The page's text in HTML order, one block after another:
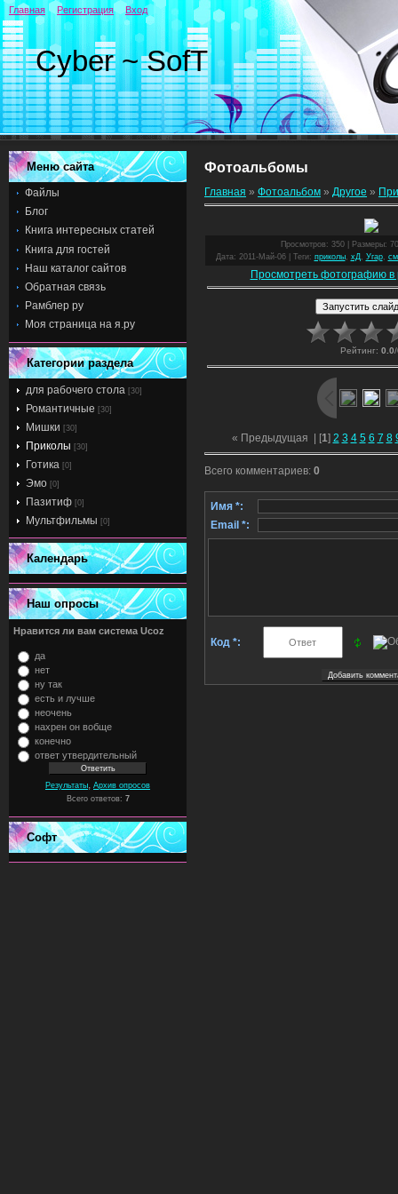
Cyber ~ SofT
Главная Регистрация Вход
Меню сайта
Файлы
Блог
Книга интересных статей
Книга для гостей
Наш каталог сайтов
Обратная связь
Рамблер ру
Моя страница на я.ру
Категории раздела
для рабочего стола [30]
Романтичные [30]
Мишки [30]
Приколы [30]
Готика [0]
Эмо [0]
Пазитиф [0]
Мультфильмы [0]
Календарь
Наш опросы
Нравится ли вам система Ucoz
да
нет
ну так
есть и лучше
неочень
нахрен он вобще
конечно
ответ утвердительный
Результаты Архив опросов
Всего ответов: 7
Софт
Фотоальбомы
Главная » Фотоальбом » Другое »
Просмотров: 350 | Размеры:
Дата: 2011-Май-06 | Теги: приколы, хД Угар,
Просмотреть фотографию в
Рейтинг: 0.0/
« Предыдущая | [1] 2 3 4 5 6 7 8
Всего комментариев: 0
Имя *:
Email *:
Код *: